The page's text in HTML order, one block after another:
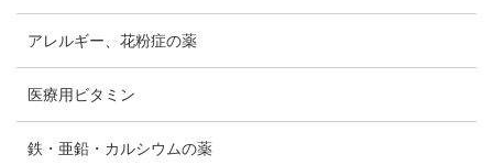
アレルギー、花粉症の薬
医療用ビタミン
鉄・亜鉛・カルシウムの薬